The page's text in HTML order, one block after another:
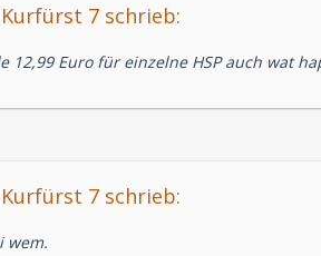
7 schrieb:
12,99 Euro für einzelne HSP auch wat
7 schrieb:
wem.